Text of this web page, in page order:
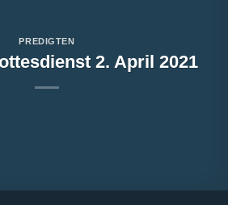
PREDIGTEN
2. April 2021